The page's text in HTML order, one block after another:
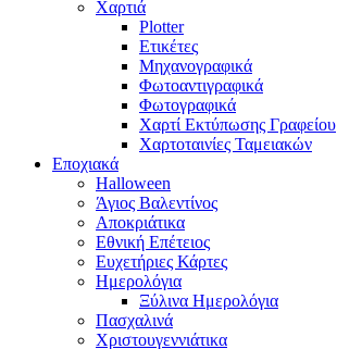
Χαρτιά
Plotter
Ετικέτες
Μηχανογραφικά
Φωτοαντιγραφικά
Φωτογραφικά
Χαρτί Εκτύπωσης Γραφείου
Χαρτοταινίες Ταμειακών
Εποχιακά
Halloween
Άγιος Βαλεντίνος
Αποκριάτικα
Εθνική Επέτειος
Ευχετήριες Κάρτες
Ημερολόγια
Ξύλινα Ημερολόγια
Πασχαλινά
Χριστουγεννιάτικα